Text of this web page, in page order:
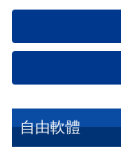
公告欄
最新消息
宣導專區
自由軟體